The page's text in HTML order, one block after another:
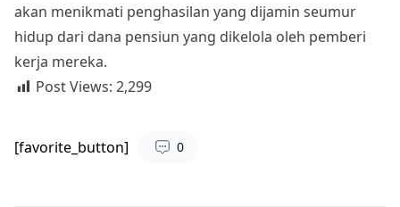
akan menikmati penghasilan yang dijamin seumur
hidup dari dana pensiun yang dikelola oleh pemberi
kerja mereka.
Post Views: 2,299
[favorite_button] 0